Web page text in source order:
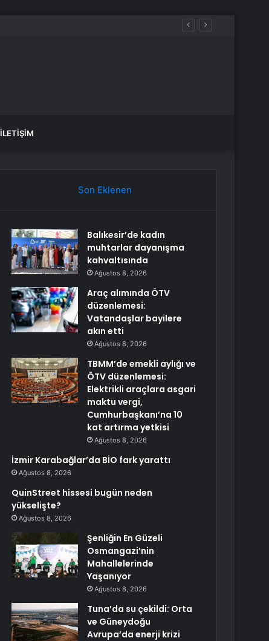
İLETIŞIM
Son Eklenen
Balıkesir’de kadın
muhtarlar dayanışma
kahvaltısında
Ağustos 8, 2026
Araç alımında ÖTV
düzenlemesi:
Vatandaşlar bayilere
akın etti
Ağustos 8, 2026
TBMM’de emekli aylığı ve
ÖTV düzenlemesi:
Elektrikli araçlara asgari
maktu vergi,
Cumhurbaşkanı’na 10
kat artırma yetkisi
Ağustos 8, 2026
İzmir Karabağlar’da BİO fark yarattı
Ağustos 8, 2026
QuinStreet hissesi bugün neden
yükselişte?
Ağustos 8, 2026
Şenliğin En Güzeli
Osmangazi’nin
Mahallelerinde
Yaşanıyor
Ağustos 8, 2026
Tuna’da su çekildi: Orta
ve Güneydoğu
Avrupa’da enerji krizi